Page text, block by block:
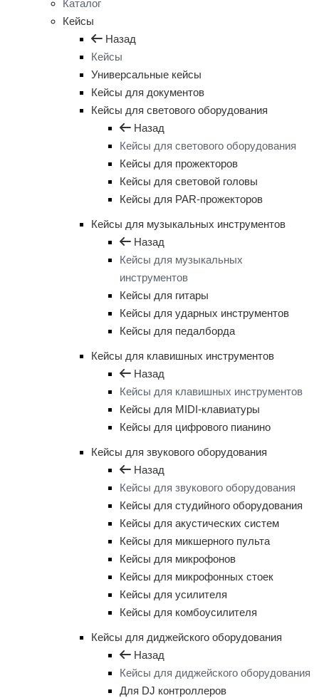
Каталог
Кейсы
Назад
Кейсы
Универсальные кейсы
Кейсы для документов
Кейсы для светового оборудования
Назад
Кейсы для светового оборудования
Кейсы для прожекторов
Кейсы для световой головы
Кейсы для PAR-прожекторов
Кейсы для музыкальных инструментов
Назад
Кейсы для музыкальных
инструментов
Кейсы для гитары
Кейсы для ударных инструментов
Кейсы для педалборда
Кейсы для клавишных инструментов
Назад
Кейсы для клавишных инструментов
Кейсы для MIDI-клавиатуры
Кейсы для цифрового пианино
Кейсы для звукового оборудования
Назад
Кейсы для звукового оборудования
Кейсы для студийного оборудования
Кейсы для акустических систем
Кейсы для микшерного пульта
Кейсы для микрофонов
Кейсы для микрофонных стоек
Кейсы для усилителя
Кейсы для комбоусилителя
Кейсы для диджейского оборудования
Назад
Кейсы для диджейского оборудования
Для DJ контроллеров